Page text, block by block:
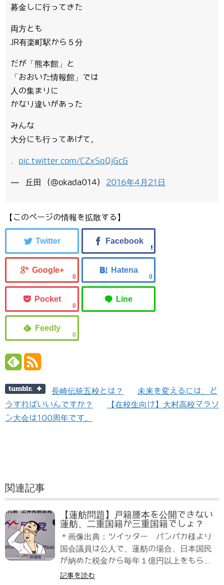
募金しに行ってきた
両方とも
JR有楽町駅から５分
だが「熊本館」と
「おおいた情報館」では
人の集まりに
かなり違いがあった
みんな
大分にも行ってあげて。
pic.twitter.com/CZxSqQjGcG
— 丘田 (@okada014) 2016年4月21日
【このページの情報を拡散する】
0 0
0
0
長崎伝統五校とは？
未来を変えるには、ど
うすればいいんですか？
【在校生向け】大村高校マラソ
ン大会は100周年です。
関連記事
【蓮舫問題】戸籍謄本を公開できない
蓮舫、二重国籍か三重国籍でしょ？
＊画像出典：ツイッター パンパカ様より
国会議員は公人で、蓮舫の場合、日本国民
が納めた税金から毎年１億円以上をもら...
記事を読む